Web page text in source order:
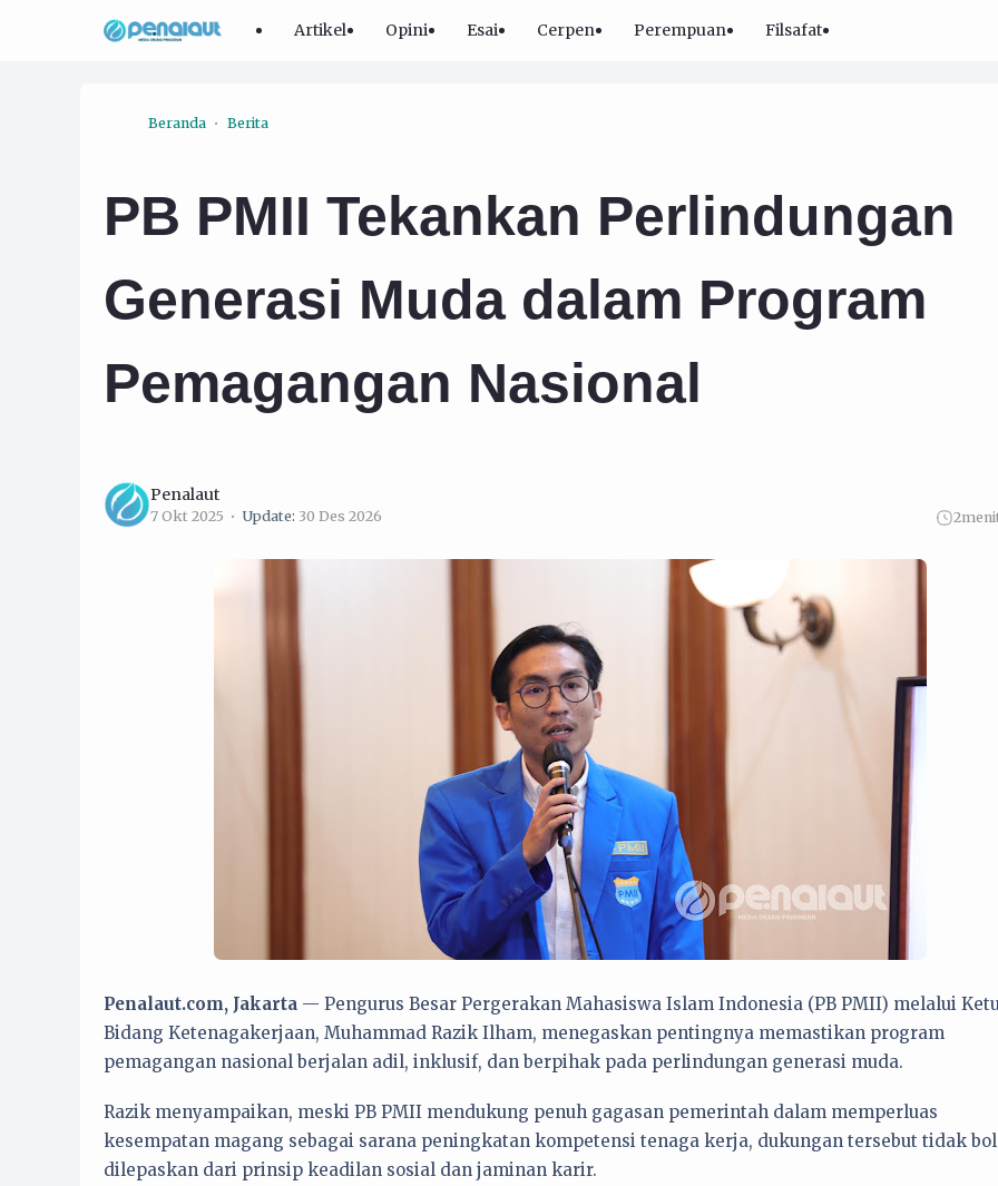
Artikel Opini Esai Cerpen Perempuan Filsafat
Beranda Berita
PB PMII Tekankan Perlindungan
Generasi Muda dalam Program
Pemagangan Nasional
Penalaut
7 Okt 2025 Update: 30 Des 2026 2
Penalaut.com, Jakarta — Pengurus Besar Pergerakan Mahasiswa Islam Indonesia (PB PMII) melalui
Bidang Ketenagakerjaan, Muhammad Razik Ilham, menegaskan pentingnya memastikan program
pemagangan nasional berjalan adil, inklusif, dan berpihak pada perlindungan generasi muda.
Razik menyampaikan, meski PB PMII mendukung penuh gagasan pemerintah dalam memperluas
kesempatan magang sebagai sarana peningkatan kompetensi tenaga kerja, dukungan tersebut tidak
dilepaskan dari prinsip keadilan sosial dan jaminan karir.